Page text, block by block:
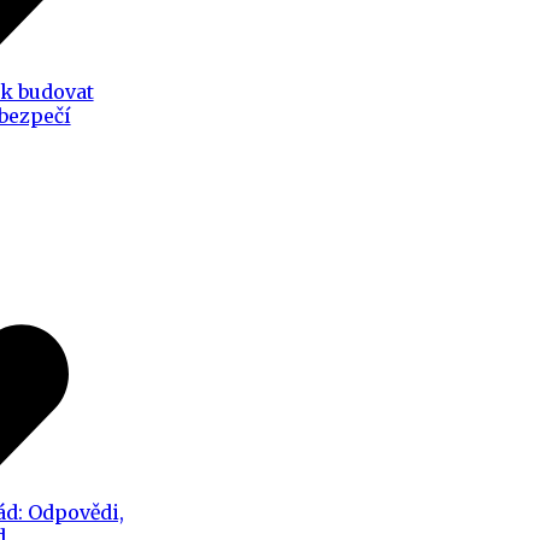
budovat
Odpovědi,